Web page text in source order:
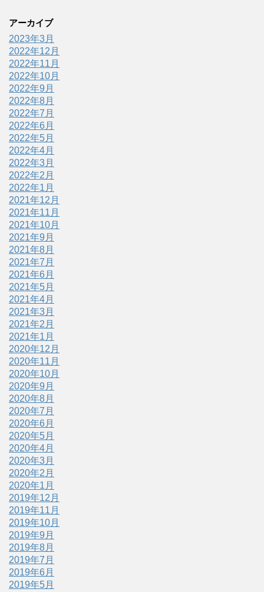
アーカイブ
2023年3月
2022年12月
2022年11月
2022年10月
2022年9月
2022年8月
2022年7月
2022年6月
2022年5月
2022年4月
2022年3月
2022年2月
2022年1月
2021年12月
2021年11月
2021年10月
2021年9月
2021年8月
2021年7月
2021年6月
2021年5月
2021年4月
2021年3月
2021年2月
2021年1月
2020年12月
2020年11月
2020年10月
2020年9月
2020年8月
2020年7月
2020年6月
2020年5月
2020年4月
2020年3月
2020年2月
2020年1月
2019年12月
2019年11月
2019年10月
2019年9月
2019年8月
2019年7月
2019年6月
2019年5月